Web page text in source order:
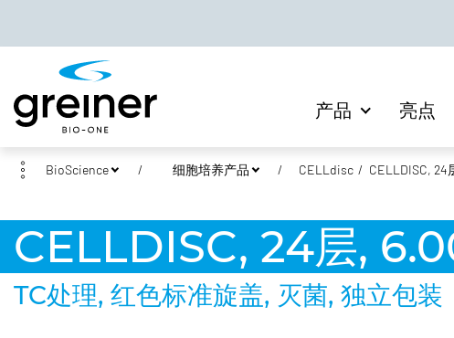
产品 亮点
BioScience 细胞培养产品 CELLdisc CELLDISC, 24
CELLDISC, 24层,
TC处理, 红色标准旋盖, 灭菌, 独立包装